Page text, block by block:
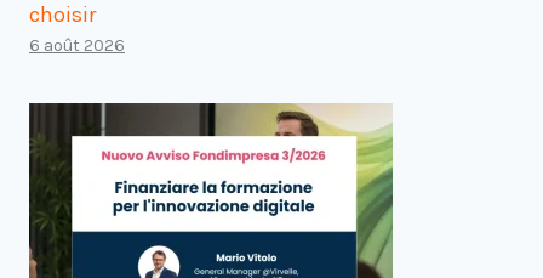
choisir
6 août 2026